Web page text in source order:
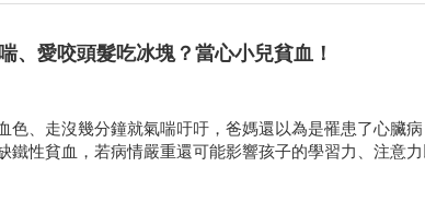
、愛咬頭髮吃冰塊？當心小兒貧血！
色、走沒幾分鐘就氣喘吁吁，爸媽還以為是罹患了心臟
鐵性貧血，若病情嚴重還可能影響孩子的學習力、注意